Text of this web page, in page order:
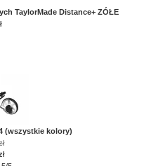
TaylorMade Distance+ ZÓŁE
(wszystkie kolory)